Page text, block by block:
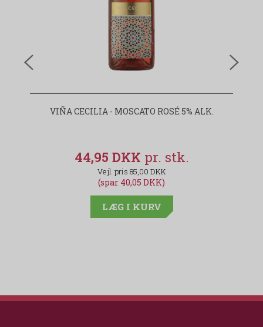
VIÑA CECILIA - MOSCATO ROSÉ 5% ALK.
44,95 DKK
85,00 DKK
(spar 40,05 DKK)
LÆG I KURV